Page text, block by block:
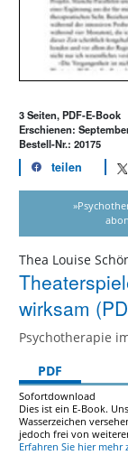
3 Seiten, PDF-E-Book
Erschienen:
Bestell-Nr.: 20175
teilen
Thea Louise
wirksam
Psychotherapie
PDF
Sofortdownload
Dies ist ein E-Book.
Wasserzeichen
jedoch frei von
Erfahren Sie hier mehr